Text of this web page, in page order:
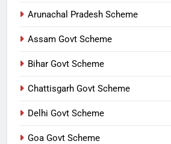
Arunachal Pradesh Scheme
Assam Govt Scheme
Bihar Govt Scheme
Chattisgarh Govt Scheme
Delhi Govt Scheme
Goa Govt Scheme